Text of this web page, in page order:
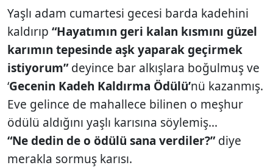
Yaşlı adam cumartesi gecesi barda kadehini
kaldırıp “Hayatımın geri kalan kısmını güzel
karımın tepesinde aşk yaparak geçirmek
istiyorum”deyince bar alkışlara boğulmuş ve
‘Gecenin Kadeh Kaldırma Ödülü’nü kazanmış.
Eve gelince de mahallece bilinen o meşhur
ödülü aldığını yaşlı karısına söylemiş...
“Ne dedin de o ödülü sana verdiler?”diye
merakla sormuş karısı.